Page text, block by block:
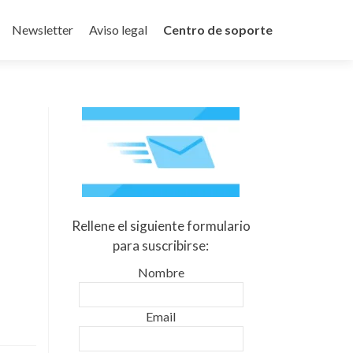
Newsletter Aviso legal Centro de soporte
Rellene el siguiente formulario
para suscribirse:
Nombre
Email